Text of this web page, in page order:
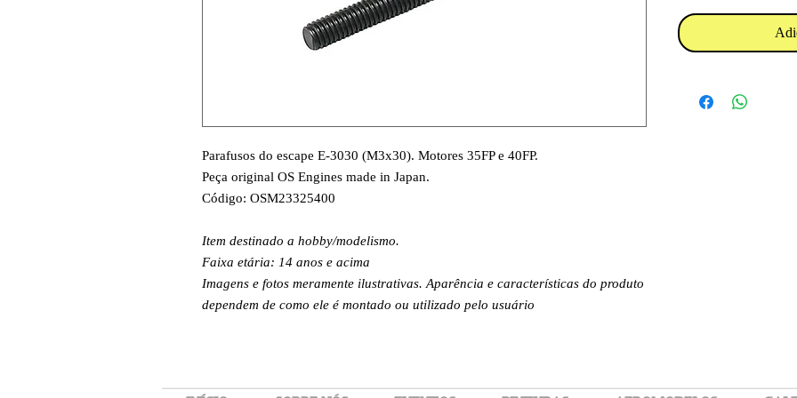
Parafusos do escape E-3030 (M3x30). Motores 35FP e 40FP.
Peça original OS Engines made in Japan.
Código: OSM23325400
Item destinado a hobby/modelismo.
Faixa etária: 14 anos e acima
Imagens e fotos meramente ilustrativas. Aparência e características do produto
dependem de como ele é montado ou utilizado pelo usuário